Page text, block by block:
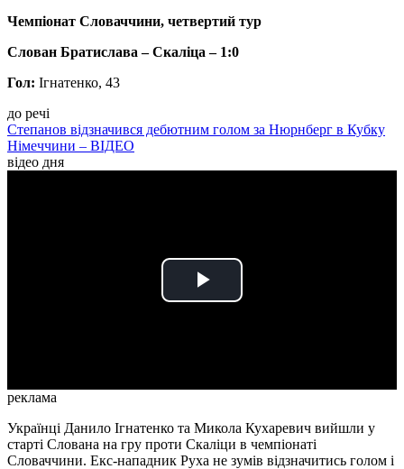
Чемпіонат Словаччини, четвертий тур
Слован Братислава – Скаліца – 1:0
Гол: Ігнатенко, 43
до речі
Степанов відзначився дебютним голом за Нюрнберг в Кубку
Німеччини – ВІДЕО
відео дня
Play
реклама
Українці Данило Ігнатенко та Микола Кухаревич вийшли у
старті Слована на гру проти Скаліци в чемпіонаті
Словаччини. Екс-нападник Руха не зумів відзначитись голом і